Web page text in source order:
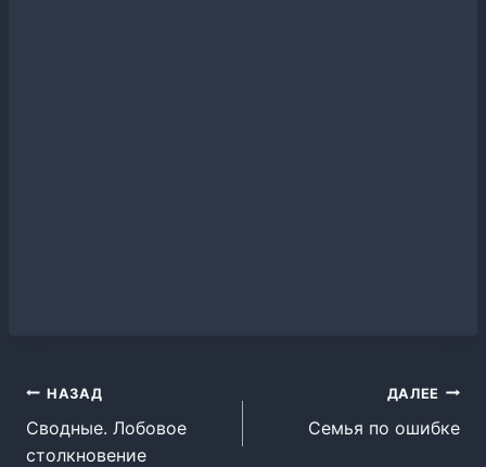
Навигация
по
НАЗАД
Сводные. Лобовое
столкновение
ДАЛЕЕ
Семья по ошибке